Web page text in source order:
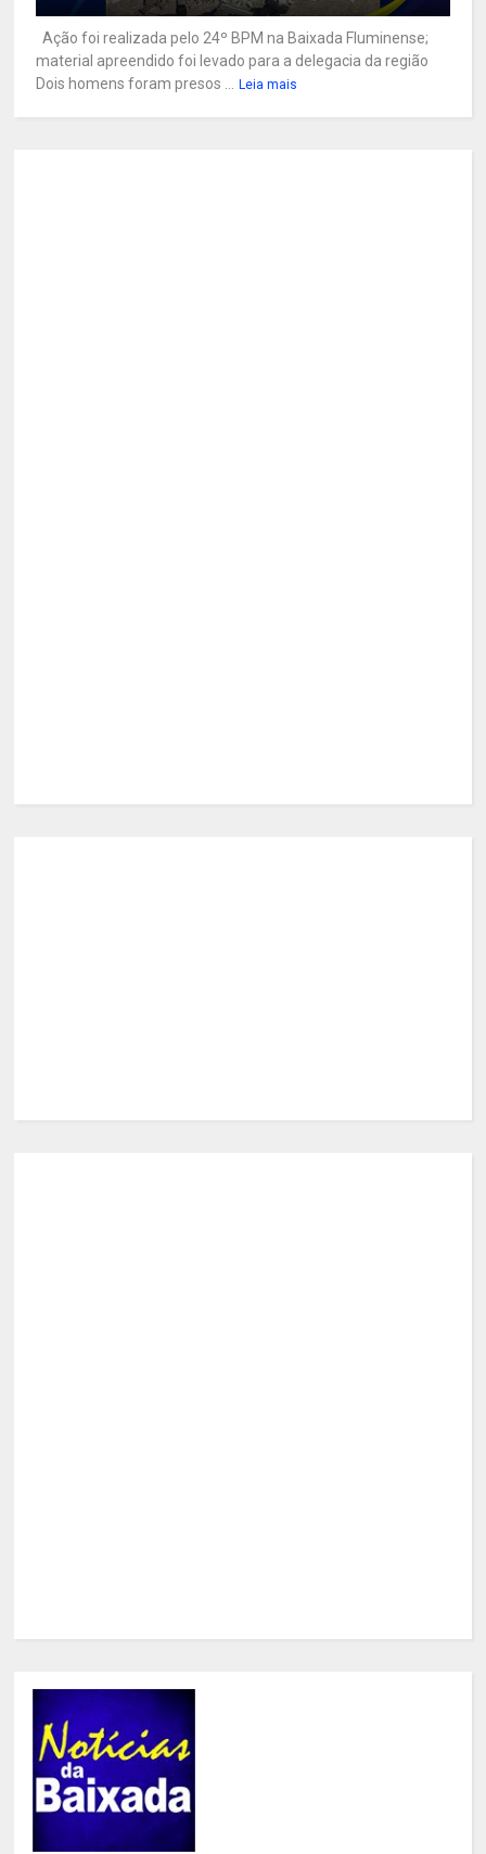
Ação foi realizada pelo 24º BPM na Baixada Fluminense;
material apreendido foi levado para a delegacia da região
Dois homens foram presos ...
Leia mais